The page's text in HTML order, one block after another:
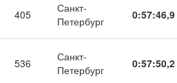
405
Санкт-
Петербург
0:57:46,9
536
Санкт-
Петербург
0:57:50,2